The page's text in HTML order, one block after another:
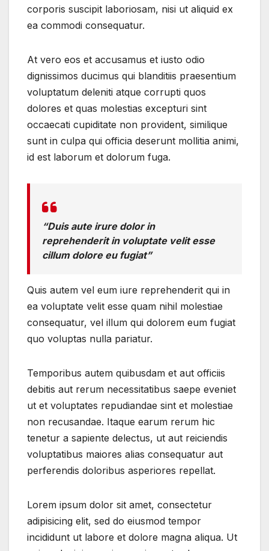
corporis suscipit laboriosam, nisi ut aliquid ex
ea commodi consequatur.
At vero eos et accusamus et iusto odio
dignissimos ducimus qui blanditiis praesentium
voluptatum deleniti atque corrupti quos
dolores et quas molestias excepturi sint
occaecati cupiditate non provident, similique
sunt in culpa qui officia deserunt mollitia animi,
id est laborum et dolorum fuga.
“Duis aute irure dolor in
reprehenderit in voluptate velit esse
cillum dolore eu fugiat”
Quis autem vel eum iure reprehenderit qui in
ea voluptate velit esse quam nihil molestiae
consequatur, vel illum qui dolorem eum fugiat
quo voluptas nulla pariatur.
Temporibus autem quibusdam et aut officiis
debitis aut rerum necessitatibus saepe eveniet
ut et voluptates repudiandae sint et molestiae
non recusandae. Itaque earum rerum hic
tenetur a sapiente delectus, ut aut reiciendis
voluptatibus maiores alias consequatur aut
perferendis doloribus asperiores repellat.
Lorem ipsum dolor sit amet, consectetur
adipisicing elit, sed do eiusmod tempor
incididunt ut labore et dolore magna aliqua. Ut